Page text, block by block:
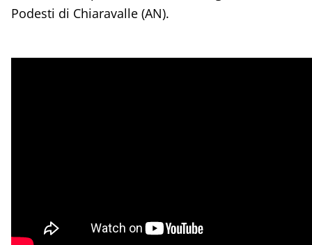
Podesti di Chiaravalle (AN).